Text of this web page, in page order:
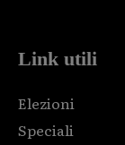
Link utili
Elezioni
Speciali